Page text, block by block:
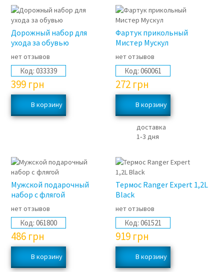
Дорожный набор для
ухода за обувью
нет отзывов
Код: 033339
399 грн
Фартук прикольный
Мистер Мускул
нет отзывов
Код: 060061
272 грн
доставка
1‑3 дня
Мужской подарочный
набор с флягой
нет отзывов
Код: 061800
486 грн
Термос Ranger Expert 1,2L
Black
нет отзывов
Код: 061521
919 грн